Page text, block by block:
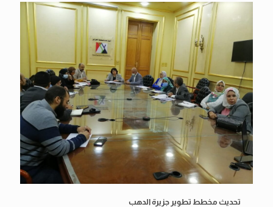
تحديث مخطط تطوير جزيرة الدهب